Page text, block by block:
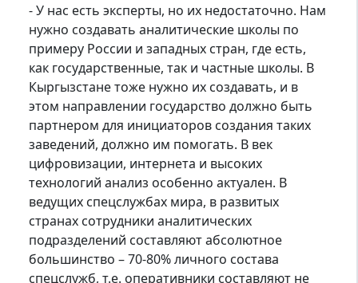
- У нас есть эксперты, но их недостаточно. Нам
нужно создавать аналитические школы по
примеру России и западных стран, где есть,
как государственные, так и частные школы. В
Кыргызстане тоже нужно их создавать, и в
этом направлении государство должно быть
партнером для инициаторов создания таких
заведений, должно им помогать. В век
цифровизации, интернета и высоких
технологий анализ особенно актуален. В
ведущих спецслужбах мира, в развитых
странах сотрудники аналитических
подразделений составляют абсолютное
большинство – 70-80% личного состава
спецслужб, т.е. оперативники составляют не